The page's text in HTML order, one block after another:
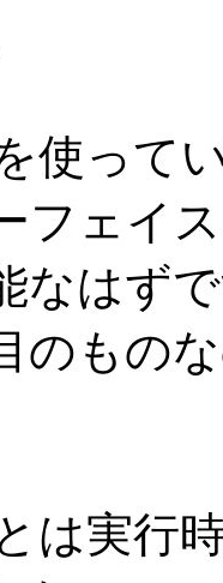
使って
フェイ
なはず
のもの
は実行